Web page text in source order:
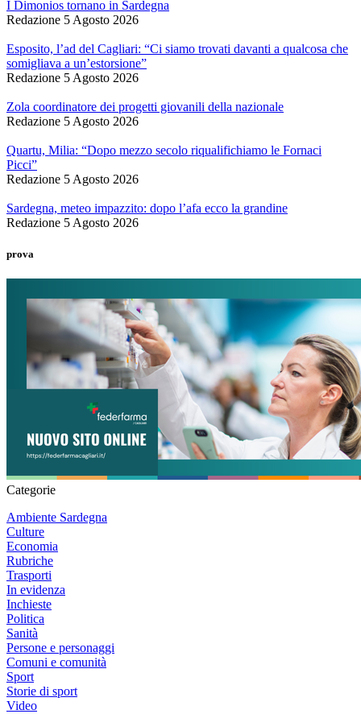
I Dimonios tornano in Sardegna
Redazione 5 Agosto 2026
Esposito, l’ad del Cagliari: “Ci siamo trovati davanti a qualcosa che
somigliava a un’estorsione”
Redazione 5 Agosto 2026
Zola coordinatore dei progetti giovanili della nazionale
Redazione 5 Agosto 2026
Quartu, Milia: “Dopo mezzo secolo riqualifichiamo le Fornaci
Picci”
Redazione 5 Agosto 2026
Sardegna, meteo impazzito: dopo l’afa ecco la grandine
Redazione 5 Agosto 2026
prova
Categorie
Ambiente Sardegna
Culture
Economia
Rubriche
Trasporti
In evidenza
Inchieste
Politica
Sanità
Persone e personaggi
Comuni e comunità
Sport
Storie di sport
Video